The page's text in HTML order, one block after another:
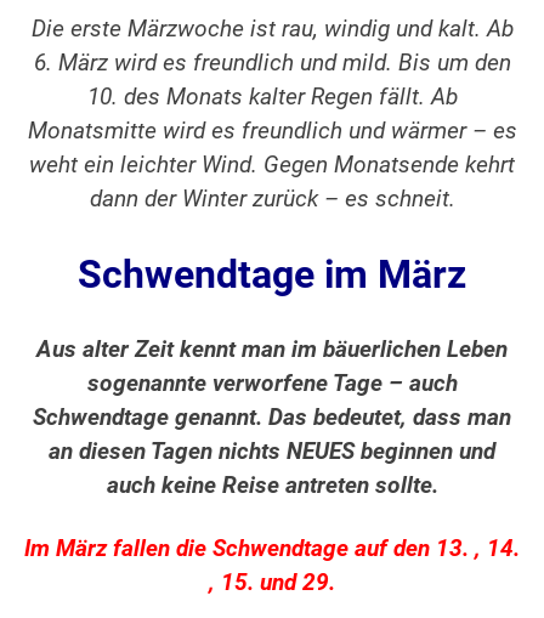
Die erste Märzwoche ist rau, windig und kalt. Ab
6. März wird es freundlich und mild. Bis um den
10. des Monats kalter Regen fällt. Ab
Monatsmitte wird es freundlich und wärmer – es
weht ein leichter Wind. Gegen Monatsende kehrt
dann der Winter zurück – es schneit.
Schwendtage im März
Aus alter Zeit kennt man im bäuerlichen Leben
sogenannte verworfene Tage – auch
Schwendtage genannt. Das bedeutet, dass man
an diesen Tagen nichts NEUES beginnen und
auch keine Reise antreten sollte.
Im März fallen die Schwendtage auf den 13. , 14.
, 15. und 29.